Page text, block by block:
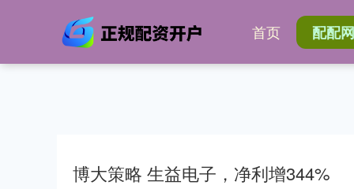
首页 配配网
博大策略 生益电子，净利增344%